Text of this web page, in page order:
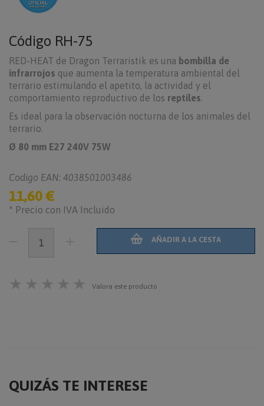
Código RH-75
RED-HEAT de Dragon Terraristik es una bombilla de
infrarrojos que aumenta la temperatura ambiental del
terrario estimulando el apetito, la actividad y el
comportamiento reproductivo de los reptiles.
Es ideal para la observación nocturna de los animales del
terrario.
Ø 80 mm E27 240V 75W
Codigo EAN: 4038501003486
11,60 €
* Precio con IVA Incluido
AÑADIR A LA CESTA
★ ★ ★ ★ ★ Valora este producto
QUIZÁS TE INTERESE